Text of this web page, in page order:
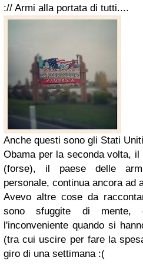
:// Armi alla portata di tutti....
Anche questi sono gli Stati
Obama per la seconda volta,
(forse), il paese delle
personale, continua ancora ad
Avevo altre cose da
sono sfuggite di mente,
l'inconveniente quando si
(tra cui uscire per fare la
giro di una settimana :(